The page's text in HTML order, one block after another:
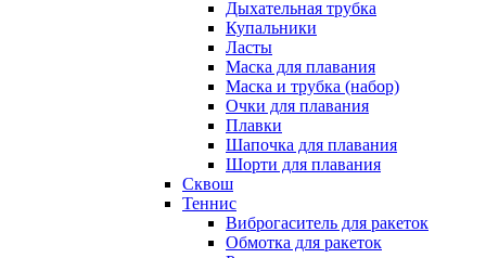
Дыхательная трубка
Купальники
Ласты
Маска для плавания
Маска и трубка (набор)
Очки для плавания
Плавки
Шапочка для плавания
Шорти для плавания
Сквош
Теннис
Виброгаситель для ракеток
Обмотка для ракеток